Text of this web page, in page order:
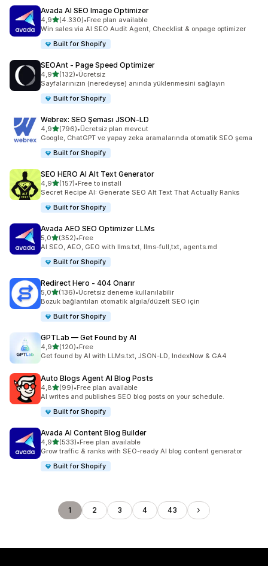
Avada AI SEO Image Optimizer
4,95 yıldız üzerinden
(4.330)
toplam 4330 değerlendirme
•Free plan available
Win sales via AI SEO Audit Agent, Checklist & onpage optimizer
Built for Shopify
SEOAnt ‑ Page Speed Optimizer
4,95 yıldız üzerinden
(132)
toplam 132 değerlendirme
•Ücretsiz
Sayfalarınızın (neredeyse) anında yüklenmesini sağlayın
Built for Shopify
Webrex: SEO Şeması JSON‑LD
4,95 yıldız üzerinden
(796)
toplam 796 değerlendirme
•Ücretsiz plan mevcut
Google, ChatGPT ve yapay zeka aramalarında otomatik SEO şema
Built for Shopify
SEO HERO AI Alt Text Generator
4,95 yıldız üzerinden
(157)
toplam 157 değerlendirme
•Free to install
Secret Recipe AI: Generate SEO Alt Text That Actually Ranks
Built for Shopify
Avada AEO SEO Optimizer LLMs
5,05 yıldız üzerinden
(352)
toplam 352 değerlendirme
•Free
AI SEO, AEO, GEO with llms.txt, llms-full,txt, agents.md
Built for Shopify
Redirect Hero ‑ 404 Onarır
5,05 yıldız üzerinden
(136)
toplam 136 değerlendirme
•Ücretsiz deneme kullanılabilir
Bozuk bağlantıları otomatik algıla/düzelt SEO için
Built for Shopify
GPTLab — Get Found by AI
4,95 yıldız üzerinden
(120)
toplam 120 değerlendirme
•Free
Get found by AI with LLMs.txt, JSON-LD, IndexNow & GA4
Auto Blogs Agent AI Blog Posts
4,85 yıldız üzerinden
(99)
toplam 99 değerlendirme
•Free plan available
AI writes and publishes SEO blog posts on your schedule.
Built for Shopify
Avada AI Content Blog Builder
4,95 yıldız üzerinden
(533)
toplam 533 değerlendirme
•Free plan available
Grow traffic & ranks with SEO-ready AI blog content generator
Built for Shopify
1 2 3 4 43